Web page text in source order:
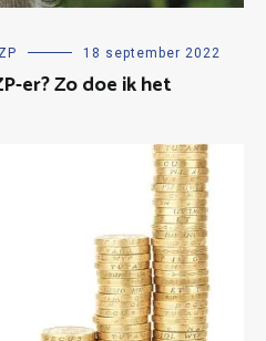
18 september 2022
er? Zo doe ik het